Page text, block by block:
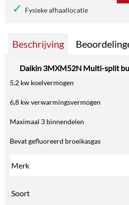
Fysieke afhaallocatie
Beschrijving
Daikin 3MXM52N Multi-split
5,2 kw koelvermogen
6,8 kw verwarmingsvermogen
Maximaal 3 binnendelen
Bevat gefluoreerd broeikasgas
Merk
Soort